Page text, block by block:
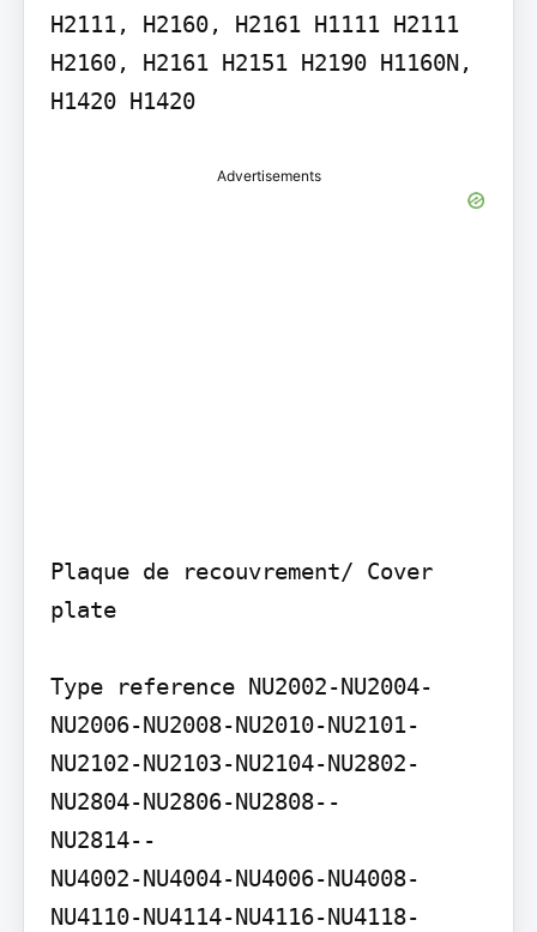
H2111, H2160, H2161 H1111 H2111
H2160, H2161 H2151 H2190 H1160N,
H1420 H1420
Advertisements
Plaque de recouvrement/ Cover
plate
Type reference NU2002-NU2004-
NU2006-NU2008-NU2010-NU2101-
NU2102-NU2103-NU2104-NU2802-
NU2804-NU2806-NU2808--
NU2814--
NU4002-NU4004-NU4006-NU4008-
NU4110-NU4114-NU4116-NU4118-